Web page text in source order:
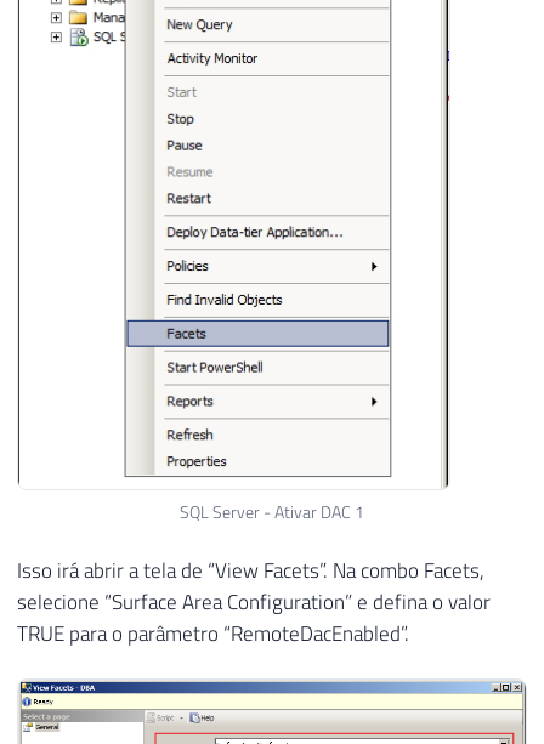
SQL Server - Ativar DAC 1
Isso irá abrir a tela de “View Facets”. Na combo Facets,
selecione “Surface Area Configuration” e defina o valor
TRUE para o parâmetro “RemoteDacEnabled”.